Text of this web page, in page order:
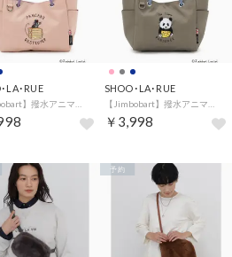
LA･RUE SHOO･LA･RUE
￥3,998
予約